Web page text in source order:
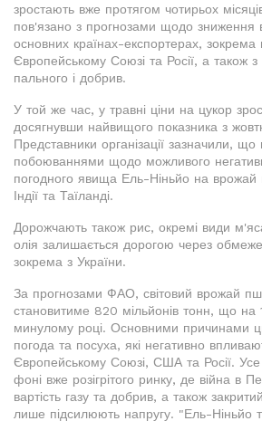
зростають вже протягом чотирьох
пов'язано з прогнозами щодо зниження
основних країнах-експортерах,
Європейському Союзі та Росії, а також
пального і добрив.
У той же час, у травні ціни на цукор
досягнувши найвищого показника з
Представники організації зазначили,
побоюваннями щодо можливого
погодного явища Ель-Ніньйо на врожай
Індії та Таїланді.
Дорожчають також рис, окремі види
олія залишається дорогою через
зокрема з України.
За прогнозами ФАО, світовий врожай
становитиме 820 мільйонів тонн, що на
минулому році. Основними причинами
погода та посуха, які негативно
Європейському Союзі, США та Росії. Усе
фоні вже розігрітого ринку, де війна в
вартість газу та добрив, а також
лише підсилюють напругу. "Ель-Ніньйо